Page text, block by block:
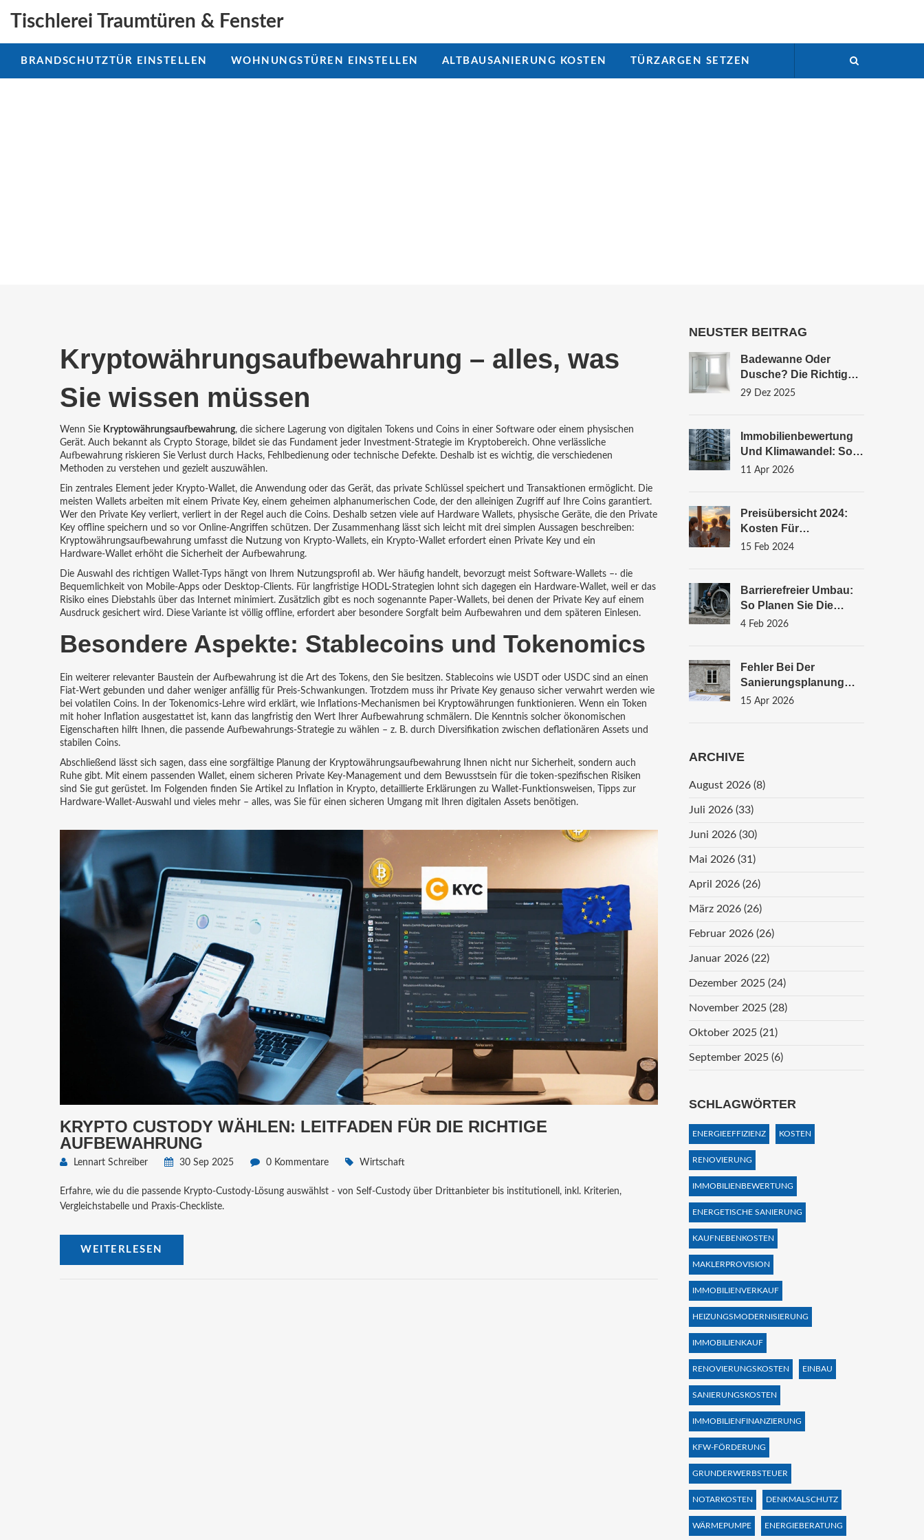
Tischlerei Traumtüren & Fenster
BRANDSCHUTZTÜR EINSTELLEN WOHNUNGSTÜREN EINSTELLEN ALTBAUSANIERUNG KOSTEN TÜRZARGEN SETZEN
Kryptowährungsaufbewahrung – alles, was
Sie wissen müssen
Wenn Sie Kryptowährungsaufbewahrung, die sichere Lagerung von digitalen Tokens und Coins in einer Software oder einem physischen
Gerät. Auch bekannt als Crypto Storage, bildet sie das Fundament jeder Investment‑Strategie im Kryptobereich. Ohne verlässliche
Aufbewahrung riskieren Sie Verlust durch Hacks, Fehlbedienung oder technische Defekte. Deshalb ist es wichtig, die verschiedenen
Methoden zu verstehen und gezielt auszuwählen.
Ein zentrales Element jeder Krypto‑Wallet, die Anwendung oder das Gerät, das private Schlüssel speichert und Transaktionen ermöglicht. Die
meisten Wallets arbeiten mit einem Private Key, einem geheimen alphanumerischen Code, der den alleinigen Zugriff auf Ihre Coins garantiert.
Wer den Private Key verliert, verliert in der Regel auch die Coins. Deshalb setzen viele auf Hardware Wallets, physische Geräte, die den Private
Key offline speichern und so vor Online‑Angriffen schützen. Der Zusammenhang lässt sich leicht mit drei simplen Aussagen beschreiben:
Kryptowährungsaufbewahrung umfasst die Nutzung von Krypto‑Wallets, ein Krypto‑Wallet erfordert einen Private Key und ein
Hardware‑Wallet erhöht die Sicherheit der Aufbewahrung.
Die Auswahl des richtigen Wallet‑Typs hängt von Ihrem Nutzungsprofil ab. Wer häufig handelt, bevorzugt meist Software‑Wallets –· die
Bequemlichkeit von Mobile‑Apps oder Desktop‑Clients. Für langfristige HODL‑Strategien lohnt sich dagegen ein Hardware‑Wallet, weil er das
Risiko eines Diebstahls über das Internet minimiert. Zusätzlich gibt es noch sogenannte Paper‑Wallets, bei denen der Private Key auf einem
Ausdruck gesichert wird. Diese Variante ist völlig offline, erfordert aber besondere Sorgfalt beim Aufbewahren und dem späteren Einlesen.
Besondere Aspekte: Stablecoins und Tokenomics
Ein weiterer relevanter Baustein der Aufbewahrung ist die Art des Tokens, den Sie besitzen. Stablecoins wie USDT oder USDC sind an einen
Fiat‑Wert gebunden und daher weniger anfällig für Preis‑Schwankungen. Trotzdem muss ihr Private Key genauso sicher verwahrt werden wie
bei volatilen Coins. In der Tokenomics‑Lehre wird erklärt, wie Inflations‑Mechanismen bei Kryptowährungen funktionieren. Wenn ein Token
mit hoher Inflation ausgestattet ist, kann das langfristig den Wert Ihrer Aufbewahrung schmälern. Die Kenntnis solcher ökonomischen
Eigenschaften hilft Ihnen, die passende Aufbewahrungs‑Strategie zu wählen – z. B. durch Diversifikation zwischen deflationären Assets und
stabilen Coins.
Abschließend lässt sich sagen, dass eine sorgfältige Planung der Kryptowährungsaufbewahrung Ihnen nicht nur Sicherheit, sondern auch
Ruhe gibt. Mit einem passenden Wallet, einem sicheren Private Key‑Management und dem Bewusstsein für die token‑spezifischen Risiken
sind Sie gut gerüstet. Im Folgenden finden Sie Artikel zu Inflation in Krypto, detaillierte Erklärungen zu Wallet‑Funktionsweisen, Tipps zur
Hardware‑Wallet‑Auswahl und vieles mehr – alles, was Sie für einen sicheren Umgang mit Ihren digitalen Assets benötigen.
KRYPTO CUSTODY WÄHLEN: LEITFADEN FÜR DIE RICHTIGE
AUFBEWAHRUNG
Lennart Schreiber 30 Sep 2025 0 Kommentare Wirtschaft
Erfahre, wie du die passende Krypto‑Custody‑Lösung auswählst - von Self‑Custody über Drittanbieter bis institutionell, inkl. Kriterien,
Vergleichstabelle und Praxis‑Checkliste.
WEITERLESEN
NEUSTER BEITRAG
Badewanne Oder
Dusche? Die Richtige
Wahl Bei Der
29 Dez 2025
Immobilienbewertung
Und Klimawandel: So
Passen Sie Ihre
11 Apr 2026
Preisübersicht 2024:
Kosten Für
Terrassentür
15 Feb 2024
Barrierefreier Umbau:
So Planen Sie Die
Anforderungen Für Ihr
4 Feb 2026
Fehler Bei Der
Sanierungsplanung
Von Immobilien
15 Apr 2026
ARCHIVE
August 2026 (8)
Juli 2026 (33)
Juni 2026 (30)
Mai 2026 (31)
April 2026 (26)
März 2026 (26)
Februar 2026 (26)
Januar 2026 (22)
Dezember 2025 (24)
November 2025 (28)
Oktober 2025 (21)
September 2025 (6)
SCHLAGWÖRTER
ENERGIEEFFIZIENZ KOSTEN
RENOVIERUNG
IMMOBILIENBEWERTUNG
ENERGETISCHE SANIERUNG
KAUFNEBENKOSTEN
MAKLERPROVISION
IMMOBILIENVERKAUF
HEIZUNGSMODERNISIERUNG
IMMOBILIENKAUF
RENOVIERUNGSKOSTEN EINBAU
SANIERUNGSKOSTEN
IMMOBILIENFINANZIERUNG
KFW-FÖRDERUNG
GRUNDERWERBSTEUER
NOTARKOSTEN DENKMALSCHUTZ
WÄRMEPUMPE ENERGIEBERATUNG